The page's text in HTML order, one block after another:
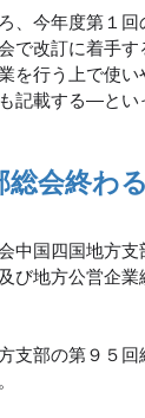
、今年度第１
で改訂に着手
を行う上で使
記載する―とい
総会終わる
中国四国地方
び地方公営企
支部の第９５